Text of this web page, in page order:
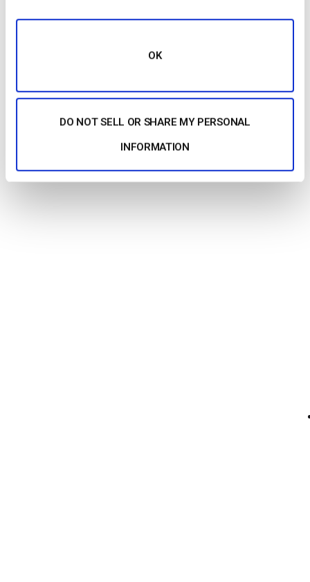
OK
DO NOT SELL OR SHARE MY PERSONAL
INFORMATION